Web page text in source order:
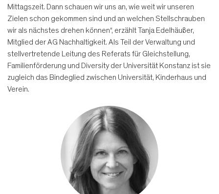
Mittagszeit. Dann schauen wir uns an, wie weit wir unseren
Zielen schon gekommen sind und an welchen Stellschrauben
wir als nächstes drehen können“, erzählt Tanja Edelhäußer,
Mitglied der AG Nachhaltigkeit. Als Teil der Verwaltung und
stellvertretende Leitung des Referats für Gleichstellung,
Familienförderung und Diversity der Universität Konstanz ist sie
zugleich das Bindeglied zwischen Universität, Kinderhaus und
Verein.